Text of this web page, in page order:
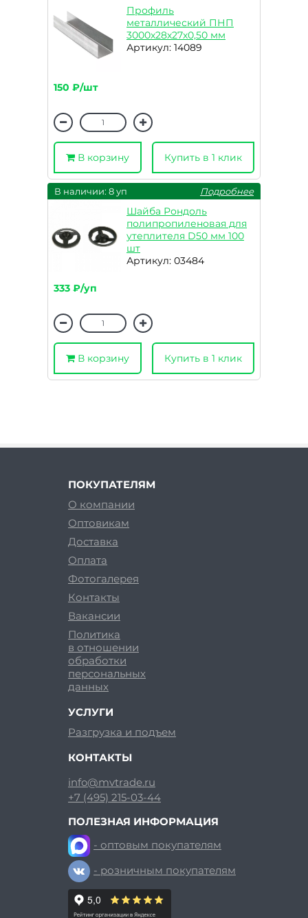
Профиль
металлический ПНП
3000х28х27х0,50 мм
Артикул: 14089
150 ₽/шт
В корзину Купить в 1 клик
В наличии: 8 уп Подробнее
Шайба Рондоль
полипропиленовая для
утеплителя D50 мм 100
шт
Артикул: 03484
333 ₽/уп
В корзину Купить в 1 клик
ПОКУПАТЕЛЯМ
О компании
Оптовикам
Доставка
Оплата
Фотогалерея
Контакты
Вакансии
Политика
в отношении
обработки
персональных
данных
УСЛУГИ
Разгрузка и подъем
КОНТАКТЫ
info@mvtrade.ru
+7 (495) 215-03-44
ПОЛЕЗНАЯ ИНФОРМАЦИЯ
- оптовым покупателям
- розничным покупателям